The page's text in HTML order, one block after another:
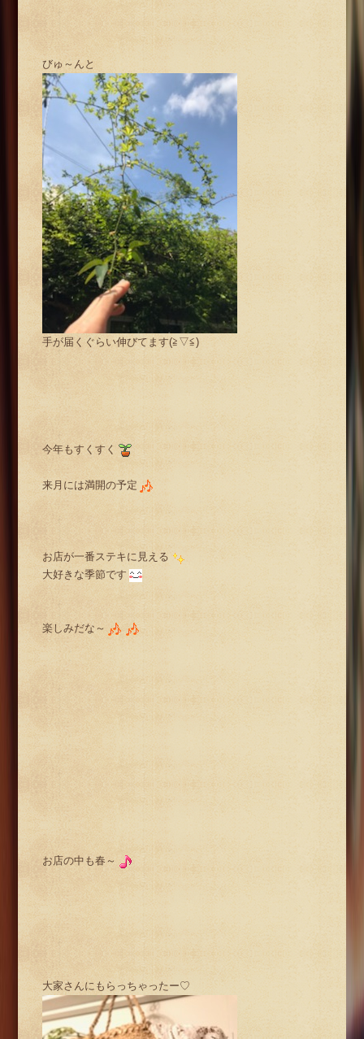
びゅ～んと
手が届くぐらい伸びてます(≧▽≦)
今年もすくすく
来月には満開の予定
お店が一番ステキに見える
大好きな季節です
楽しみだな～
お店の中も春～
大家さんにもらっちゃったー♡